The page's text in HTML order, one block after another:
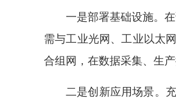
一是部署基础设施。
需与工业光网、工业以太
合组网，在数据采集、生
二是创新应用场景。